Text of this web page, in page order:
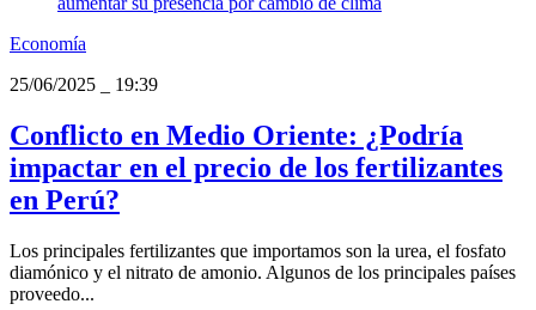
Economía
25/06/2025
19:39
Conflicto en Medio Oriente: ¿Podría
impactar en el precio de los fertilizantes
en Perú?
Los principales fertilizantes que importamos son la urea, el fosfato
diamónico y el nitrato de amonio. Algunos de los principales países
proveedo...